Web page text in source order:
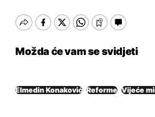
Možda će vam se svidjeti
Elmedin Konaković Reforme Vijeće